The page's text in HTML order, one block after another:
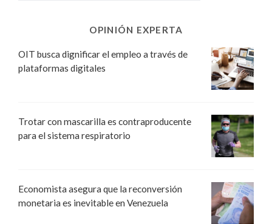
OPINIÓN EXPERTA
OIT busca dignificar el empleo a través de
plataformas digitales
Trotar con mascarilla es contraproducente
para el sistema respiratorio
Economista asegura que la reconversión
monetaria es inevitable en Venezuela